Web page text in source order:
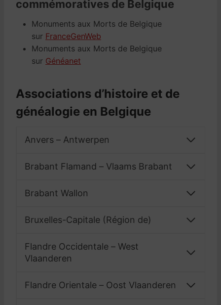
commémoratives de Belgique
Monuments aux Morts de Belgique
sur FranceGenWeb
Monuments aux Morts de Belgique
sur Généanet
Associations d’histoire et de
généalogie en Belgique
Anvers – Antwerpen
Brabant Flamand – Vlaams Brabant
Brabant Wallon
Bruxelles-Capitale (Région de)
Flandre Occidentale – West
Vlaanderen
Flandre Orientale – Oost Vlaanderen